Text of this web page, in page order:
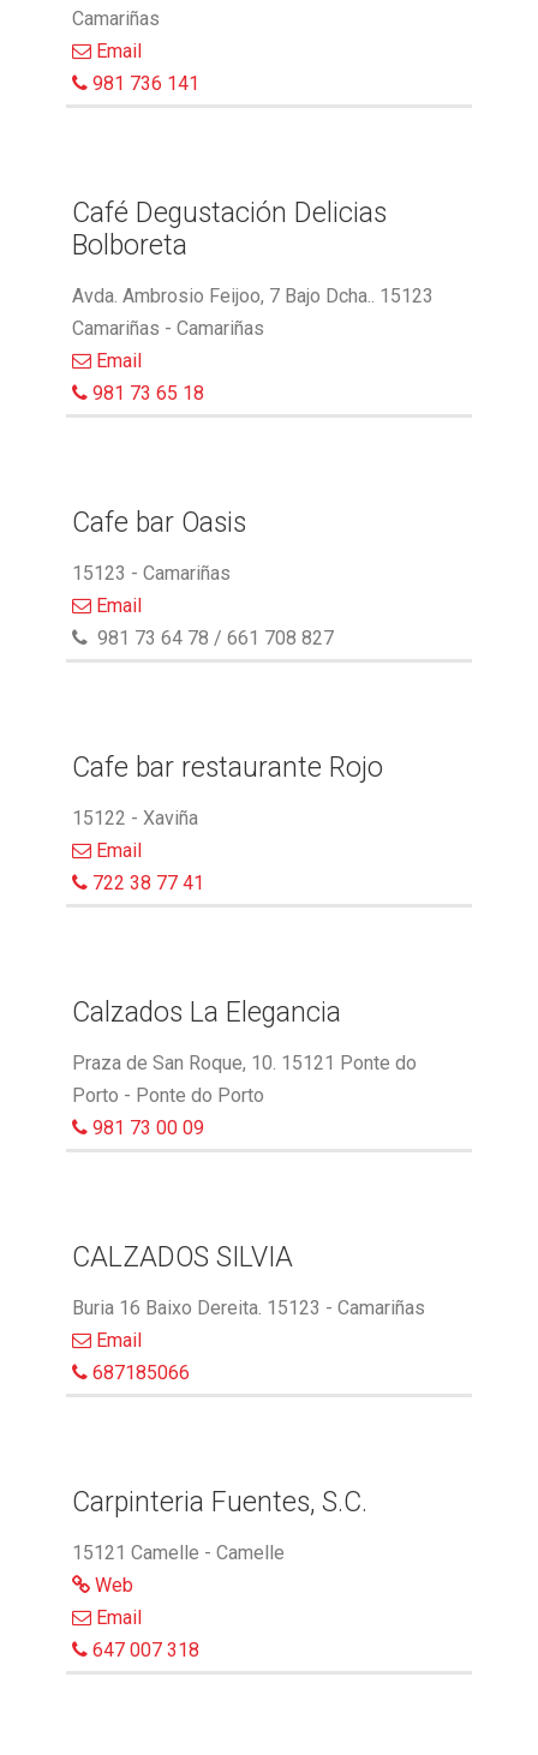
Camariñas
Email
981 736 141
Café Degustación Delicias
Bolboreta
Avda. Ambrosio Feijoo, 7 Bajo Dcha.. 15123
Camariñas - Camariñas
Email
981 73 65 18
Cafe bar Oasis
15123 - Camariñas
Email
981 73 64 78 / 661 708 827
Cafe bar restaurante Rojo
15122 - Xaviña
Email
722 38 77 41
Calzados La Elegancia
Praza de San Roque, 10. 15121 Ponte do
Porto - Ponte do Porto
981 73 00 09
CALZADOS SILVIA
Buria 16 Baixo Dereita. 15123 - Camariñas
Email
687185066
Carpinteria Fuentes, S.C.
15121 Camelle - Camelle
Web
Email
647 007 318